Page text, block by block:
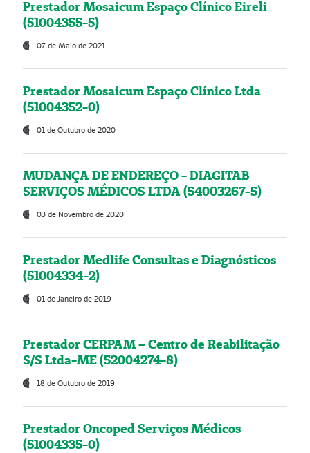
Prestador Mosaicum Espaço Clínico Eireli
(51004355-5)
07 de Maio de 2021
Prestador Mosaicum Espaço Clínico Ltda
(51004352-0)
01 de Outubro de 2020
MUDANÇA DE ENDEREÇO - DIAGITAB
SERVIÇOS MÉDICOS LTDA (54003267-5)
03 de Novembro de 2020
Prestador Medlife Consultas e Diagnósticos
(51004334-2)
01 de Janeiro de 2019
Prestador CERPAM – Centro de Reabilitação
S/S Ltda-ME (52004274-8)
18 de Outubro de 2019
Prestador Oncoped Serviços Médicos
(51004335-0)